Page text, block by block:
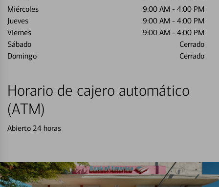
Miércoles
9:00 AM - 4:00 PM
Jueves
9:00 AM - 4:00 PM
Viernes
9:00 AM - 4:00 PM
Sábado
Cerrado
Domingo
Cerrado
Horario de cajero automático
(ATM)
Abierto 24 horas